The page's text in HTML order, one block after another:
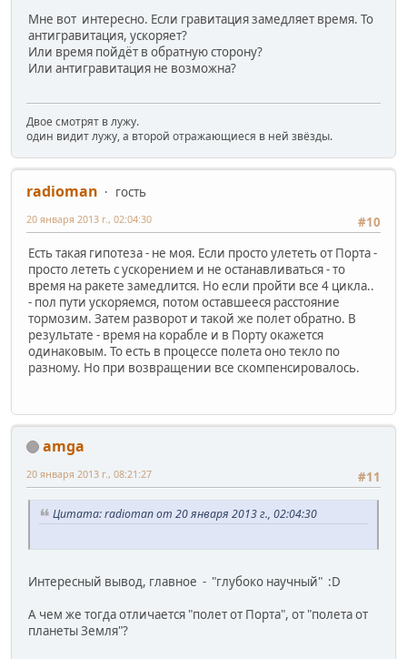
Мне вот интересно. Если гравитация замедляет время. То
антигравитация, ускоряет?
Или время пойдёт в обратную сторону?
Или антигравитация не возможна?
Двое смотрят в лужу.
один видит лужу, а второй отражающиеся в ней звёзды.
radioman
гость
#10
20 января 2013 г., 02:04:30
Есть такая гипотеза - не моя. Если просто улететь от Порта -
просто лететь с ускорением и не останавливаться - то
время на ракете замедлится. Но если пройти все 4 цикла..
- пол пути ускоряемся, потом оставшееся расстояние
тормозим. Затем разворот и такой же полет обратно. В
результате - время на корабле и в Порту окажется
одинаковым. То есть в процессе полета оно текло по
разному. Но при возвращении все скомпенсировалось.
amga
#11
20 января 2013 г., 08:21:27
Цитата: radioman от 20 января 2013 г., 02:04:30
Интересный вывод, главное - "глубоко научный" :D
А чем же тогда отличается "полет от Порта", от "полета от
планеты Земля"?